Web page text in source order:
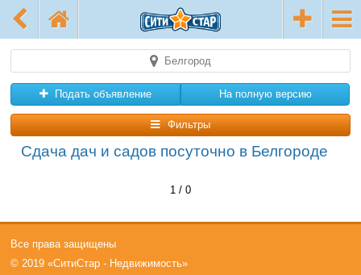
Белгород
Подать объявление На полную версию
Фильтры
Сдача дач и садов посуточно в Белгороде
1 / 0
Все права защищены
© 2019 «СитиСтар - Недвижимость»